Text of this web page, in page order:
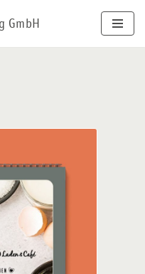
GmbH